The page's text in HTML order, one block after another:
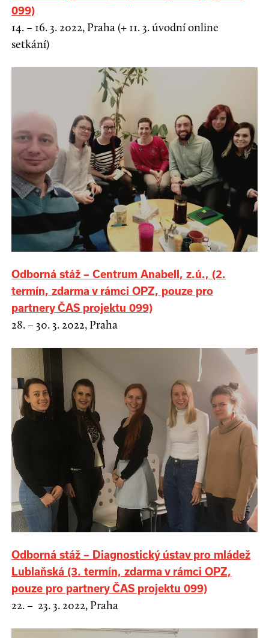
099)
14. – 16. 3. 2022, Praha (+ 11. 3. úvodní online
setkání)
Odborná stáž – Centrum Anabell, z.ú., (2.
termín, zdarma v rámci OPZ, pouze pro
partnery ČAS projektu 099)
28. – 30. 3. 2022, Praha
Odborná stáž – Diagnostický ústav pro mládež
Lublaňská (3. termín, zdarma v rámci OPZ,
pouze pro partnery ČAS projektu 099)
22. – 23. 3. 2022, Praha